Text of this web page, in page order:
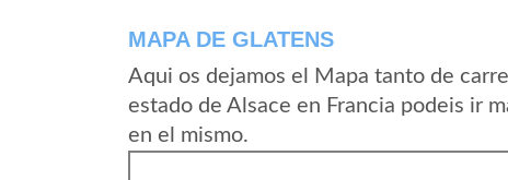
MAPA DE GLATENS
Aqui os dejamos el Mapa tanto de
estado de Alsace en Francia podeis ir
en el mismo.